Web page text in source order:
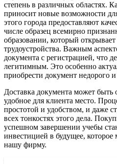
степень в различных областях.
приносит новые возможности
этого города предоставляют
числе образец всемирно
образовании, который
трудоустройства. Важным
документа с регистрацией, что
легитимным. Это особенно
приобрести документ недорого и
Доставка документа может быть
удобное для клиента место.
простотой и удобством, и даже
всех тонкостях этого дела.
успешном завершении учебы
инвестицией в будущее,
нашу фирму.